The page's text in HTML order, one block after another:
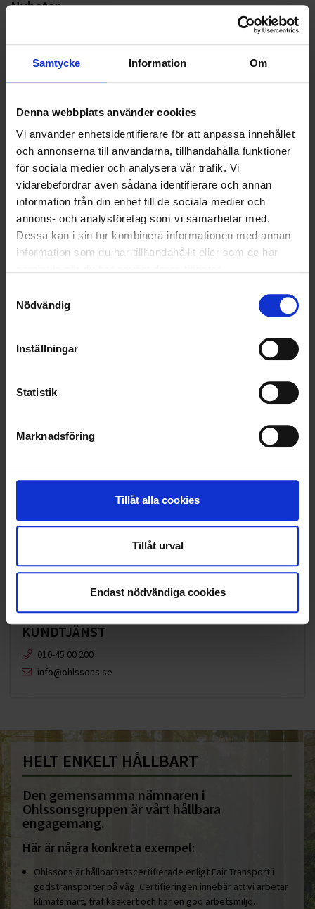
Samtycke Information Om
Denna webbplats använder cookies
Vi använder enhetsidentifierare för att anpassa innehållet
och annonserna till användarna, tillhandahålla funktioner
för sociala medier och analysera vår trafik. Vi
vidarebefordrar även sådana identifierare och annan
information från din enhet till de sociala medier och
annons- och analysföretag som vi samarbetar med.
Dessa kan i sin tur kombinera informationen med annan
information som du har tillhandahållit eller som de har
Nödvändig
Inställningar
Statistik
Marknadsföring
Tillåt alla cookies
Tillåt urval
Endast nödvändiga cookies
Nyheter
ALLA
LANDSKRONA
NYA UPPDRAG
OHLSSONS REGION MITT
OHLSSONS REGION SYD
OHLSSONS REGION VÄST
RENHÅLLNING
VELLINGE
KUNDTJÄNST
010-45 00 200​
info@ohlssons.se
HELT ENKELT HÅLLBART
Den gemensamma nämnaren i
Ohlssonsgruppen är vårt hållbara
engagemang.
Här är några konkreta exempel:
Ohlssons är hållbarhetscertifierade enligt Fair Transport i
godstransporter på väg. Certifieringen innebär att vi arbetar
klimatsmart, trafiksäkert och har en god arbetsmiljö.